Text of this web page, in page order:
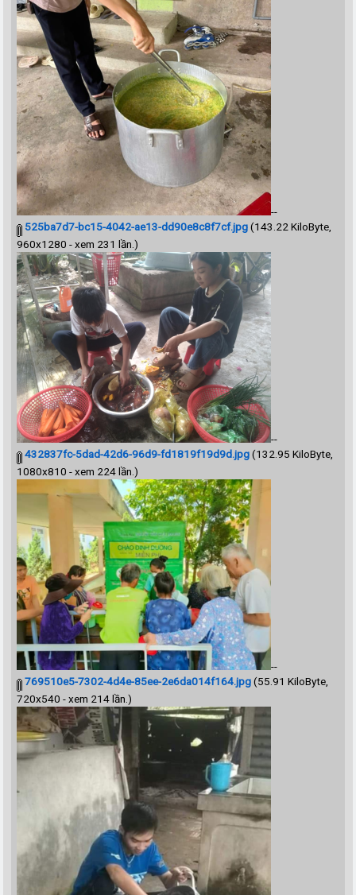
--
525ba7d7-bc15-4042-ae13-dd90e8c8f7cf.jpg(143.22 KiloByte,
960x1280 - xem 231 lần.)
--
432837fc-5dad-42d6-96d9-fd1819f19d9d.jpg(132.95 KiloByte,
1080x810 - xem 224 lần.)
--
769510e5-7302-4d4e-85ee-2e6da014f164.jpg(55.91 KiloByte,
720x540 - xem 214 lần.)